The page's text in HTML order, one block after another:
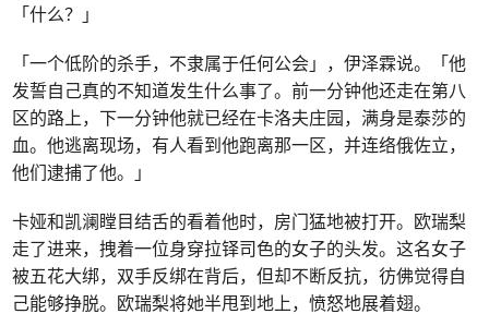
「什么？」
「一个低阶的杀手，不隶属于任何公会」，伊泽霖说。「他
发誓自己真的不知道发生什么事了。前一分钟他还走在第八
区的路上，下一分钟他就已经在卡洛夫庄园，满身是泰莎的
血。他逃离现场，有人看到他跑离那一区，并连络俄佐立，
他们逮捕了他。」
卡娅和凯澜瞠目结舌的看着他时，房门猛地被打开。欧瑞梨
走了进来，拽着一位身穿拉铎司色的女子的头发。这名女子
被五花大绑，双手反绑在背后，但却不断反抗，彷佛觉得自
己能够挣脱。欧瑞梨将她半甩到地上，愤怒地展着翅。